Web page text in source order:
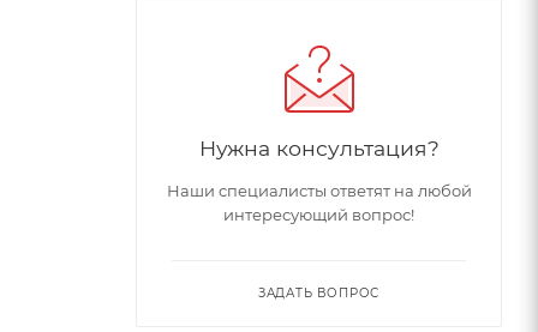
Нужна консультация?
Наши специалисты ответят на любой
интересующий вопрос!
ЗАДАТЬ ВОПРОС